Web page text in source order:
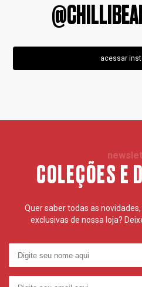
acessar
COLEÇÕES E
Quer saber todas as
exclusivas de nossa loja?